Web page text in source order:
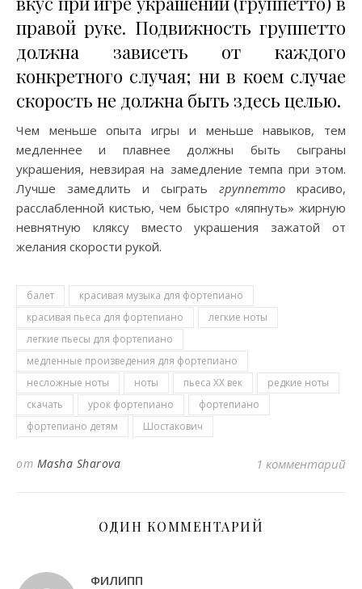
правой руке. Подвижность группетто
должна зависеть от каждого
конкретного случая; ни в коем случае
скорость не должна быть здесь целью.
Чем меньше опыта игры и меньше навыков, тем
медленнее и плавнее должны быть сыграны
украшения, невзирая на замедление темпа при этом.
Лучше замедлить и сыграть группетто красиво,
расслабленной кистью, чем быстро «ляпнуть» жирную
невнятную кляксу вместо украшения зажатой от
желания скорости рукой.
балет
красивая музыка для фортепиано
красивая пьеса для фортепиано
легкие ноты
легкие пьесы для фортепиано
медленные произведения для фортепиано
несложные ноты
ноты пьеса ХХ век
редкие ноты
скачать
урок фортепиано
фортепиано
фортепиано детям
Шостакович
от Masha Sharova 1 комментарий
ОДИН КОММЕНТАРИЙ
ФИЛИПП